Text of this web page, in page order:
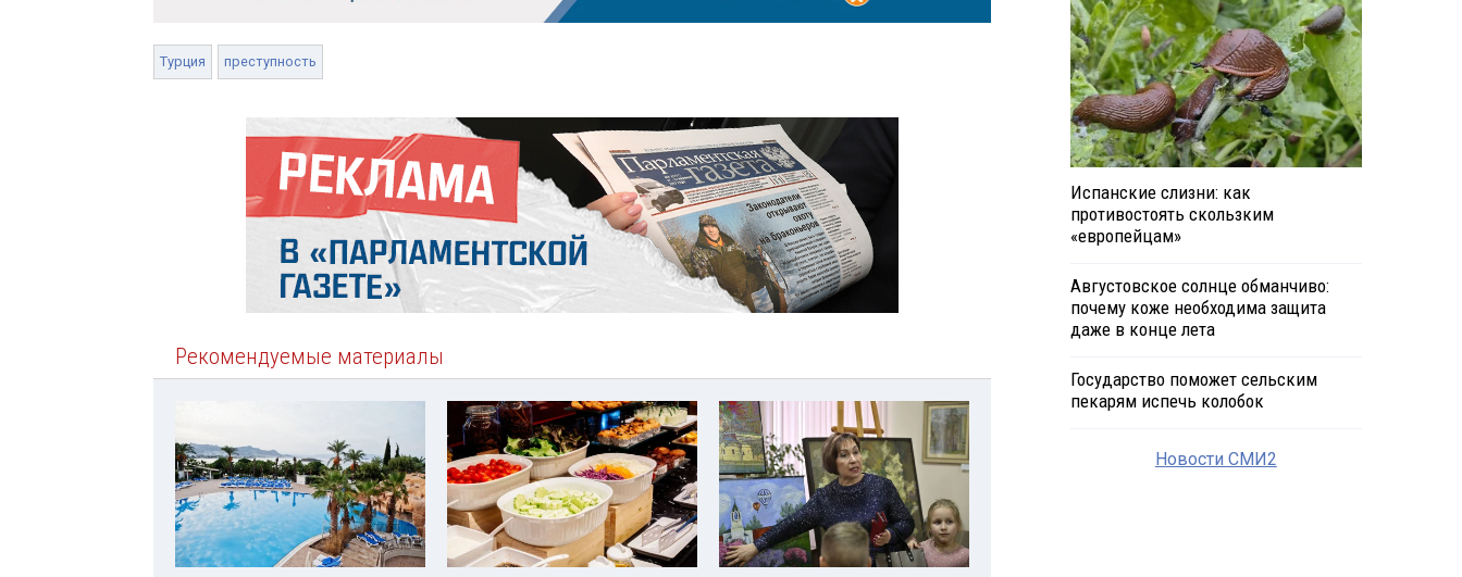
Турция преступность
Рекомендуемые материалы
Испанские слизни: как
противостоять скользким
«европейцам»
Августовское солнце обманчиво:
почему коже необходима защита
даже в конце лета
Государство поможет сельским
пекарям испечь колобок
Новости СМИ2